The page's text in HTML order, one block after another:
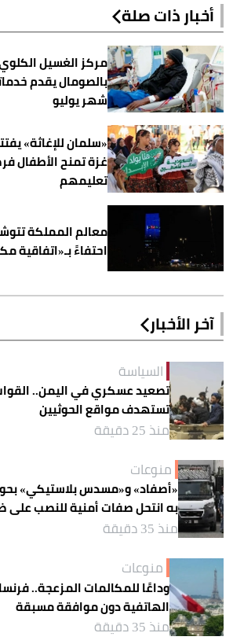
أخبار ذات صلة
مركز الغسيل
شهر يوليو
«سلمان للإغاثة»
غزة تمنح الأطفال
تعليمهم
معالم المملكة
احتفاءً بـ«اتفاقية
آخر الأخبار
السياسة
تصعيد عسكري في اليمن..
تستهدف مواقع الحوثيين
منذ 25 دقيقة
منوعات
«أصفاد» و«مسدس بلاستيكي»
به انتحل صفات أمنية للنصب على
منذ 35 دقيقة
منوعات
وداعًا للمكالمات المزعجة..
الهاتفية دون موافقة مسبقة
منذ 35 دقيقة